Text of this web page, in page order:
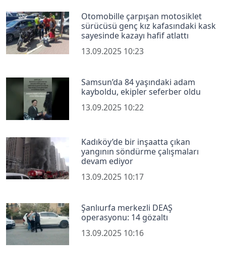
Otomobille çarpışan motosiklet
sürücüsü genç kız kafasındaki kask
sayesinde kazayı hafif atlattı
13.09.2025 10:23
Samsun’da 84 yaşındaki adam
kayboldu, ekipler seferber oldu
13.09.2025 10:22
Kadıköy’de bir inşaatta çıkan
yangının söndürme çalışmaları
devam ediyor
13.09.2025 10:17
Şanlıurfa merkezli DEAŞ
operasyonu: 14 gözaltı
13.09.2025 10:16